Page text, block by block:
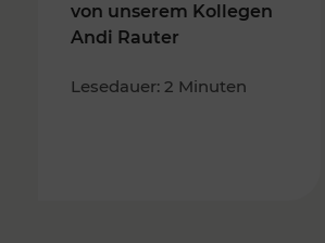
von unserem Kollegen
Andi Rauter
Lesedauer: 2 Minuten